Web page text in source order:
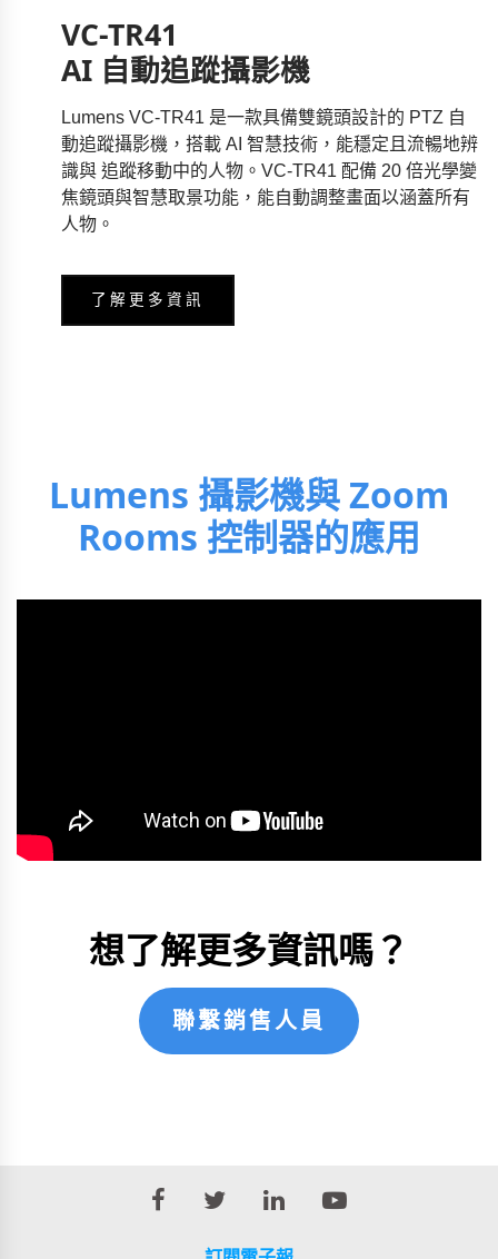
VC-TR41
AI 自動追蹤攝影機
Lumens VC-TR41 是一款具備雙鏡頭設計的 PTZ 自
動追蹤攝影機，搭載 AI 智慧技術，能穩定且流暢地辨
識與 追蹤移動中的人物。VC-TR41 配備 20 倍光學變
焦鏡頭與智慧取景功能，能自動調整畫面以涵蓋所有
人物。
了解更多資訊
Lumens 攝影機與 Zoom
Rooms 控制器的應用
想了解更多資訊嗎？
聯繫銷售人員